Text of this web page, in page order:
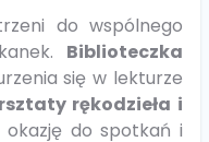
do wspólnego
Biblioteczka
się w lekturze
rękodzieła i
do spotkań i